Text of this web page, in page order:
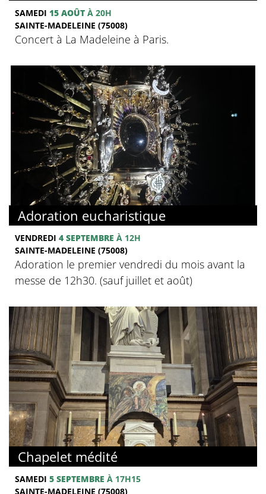
SAMEDI 15 AOÛT À 20H
SAINTE-MADELEINE (75008)
Concert à La Madeleine à Paris.
Adoration eucharistique
VENDREDI 4 SEPTEMBRE À 12H
SAINTE-MADELEINE (75008)
Adoration le premier vendredi du mois avant la
messe de 12h30. (sauf juillet et août)
Chapelet médité
SAMEDI 5 SEPTEMBRE À 17H15
SAINTE-MADELEINE (75008)